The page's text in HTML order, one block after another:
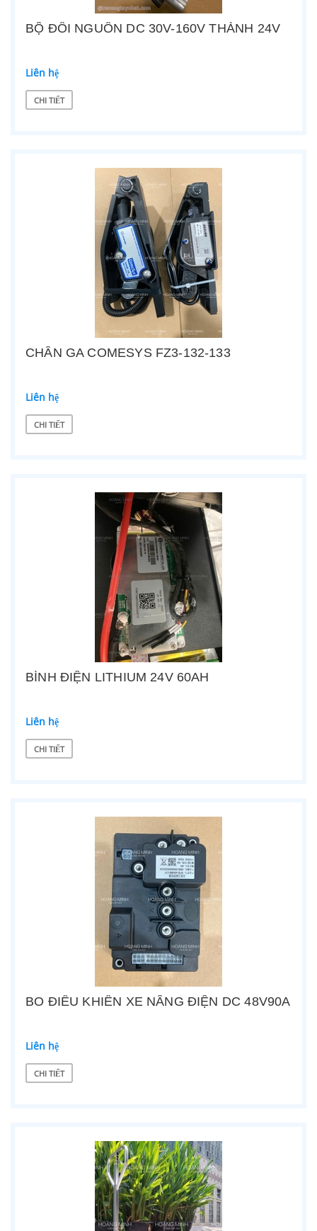
BỘ ĐỔI NGUỒN DC 30V-160V THÀNH 24V
Liên hệ
CHI TIẾT
CHÂN GA COMESYS FZ3-132-133
Liên hệ
CHI TIẾT
BÌNH ĐIỆN LITHIUM 24V 60AH
Liên hệ
CHI TIẾT
BO ĐIỀU KHIỂN XE NÂNG ĐIỆN DC 48V90A
Liên hệ
CHI TIẾT